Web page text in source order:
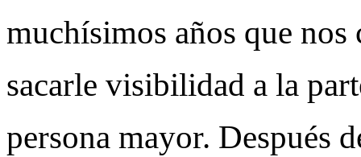
muchísimos años que
sacarle visibilidad a la
persona mayor. Después